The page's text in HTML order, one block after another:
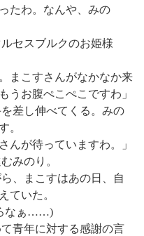
たわ。なんや、みの
セスブルクのお姫様
まこすさんがなかなか来
うお腹ぺこぺこですわ」
差し伸べてくる。みの
。
んが待っていますわ。」
みのり。
、まこすはあの日、自
ていた。
なぁ……)
青年に対する感謝の言